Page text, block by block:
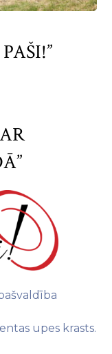
upes krasts.